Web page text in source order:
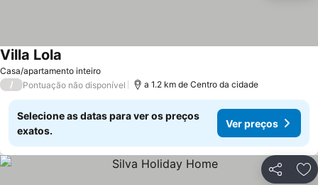
Casa/apartamento inteiro
Villa Lola
/ Pontuação não disponível a 1.2 km de Centro da cidade
Selecione as datas para ver os preços
exatos.
Ver preços
Partilhar